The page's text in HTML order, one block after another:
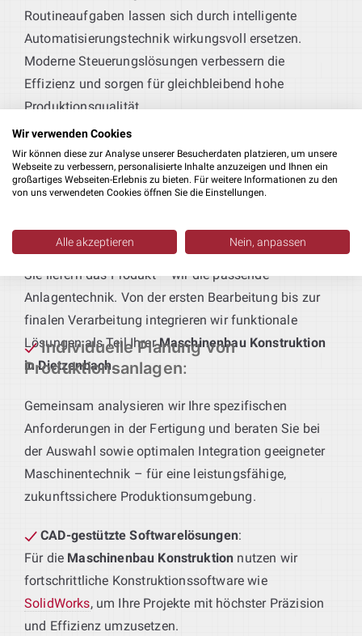
Routineaufgaben lassen sich durch intelligente
Automatisierungstechnik wirkungsvoll ersetzen.
Moderne Steuerungslösungen verbessern die
Effizienz und sorgen für gleichbleibend hohe
Produktionsqualität.
Ob schützende Gehäuse oder tragende Strukturen –
wir entwickeln passgenaue Blechteile, die exakt auf
Produktionsmaschinen nach Maß:
Sie liefern das Produkt – wir die passende
Anlagentechnik. Von der ersten Bearbeitung bis zur
finalen Verarbeitung integrieren wir funktionale
Lösungen als Teil IhrerMaschinenbau Konstruktion
in Dietzenbach.
Individuelle Planung von
Produktionsanlagen:
Gemeinsam analysieren wir Ihre spezifischen
Anforderungen in der Fertigung und beraten Sie bei
der Auswahl sowie optimalen Integration geeigneter
Maschinentechnik – für eine leistungsfähige,
zukunftssichere Produktionsumgebung.
CAD-gestützte Softwarelösungen:
Für die Maschinenbau Konstruktion nutzen wir
fortschrittliche Konstruktionssoftware wie
SolidWorks, um Ihre Projekte mit höchster Präzision
und Effizienz umzusetzen.
Wir verwenden Cookies
Wir können diese zur Analyse unserer Besucherdaten platzieren, um unsere
Webseite zu verbessern, personalisierte Inhalte anzuzeigen und Ihnen ein
großartiges Webseiten-Erlebnis zu bieten. Für weitere Informationen zu den
von uns verwendeten Cookies öffnen Sie die Einstellungen.
Alle akzeptieren Nein, anpassen